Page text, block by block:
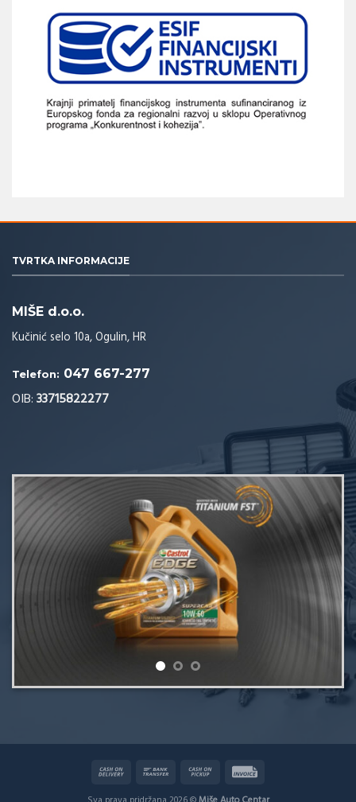
TVRTKA INFORMACIJE
MIŠE d.o.o.
Kučinić selo 10a, Ogulin, HR
Telefon: 047 667-277
OIB:33715822277